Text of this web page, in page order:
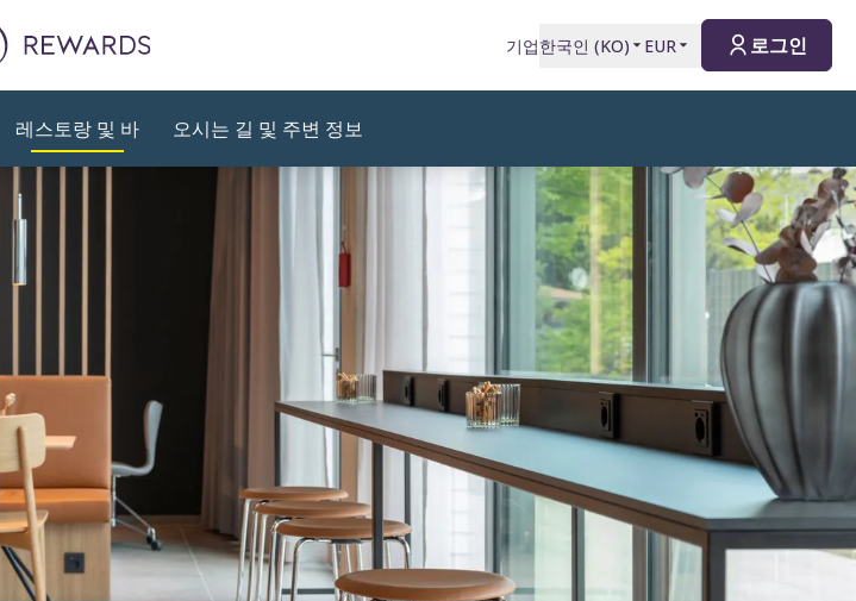
기업한국인 (KO) EUR 로그인
레스토랑 및 바 오시는 길 및 주변 정보